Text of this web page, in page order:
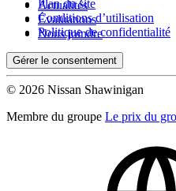
Actualités
Évaluations
Nous joindre
Plan du site
Conditions d’utilisation
Politique de confidentialité
Gérer le consentement
© 2026 Nissan Shawinigan
Membre du groupe Le prix du